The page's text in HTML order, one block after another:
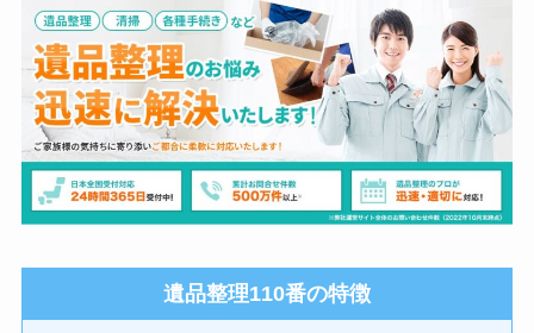
遺品整理110番の特徴